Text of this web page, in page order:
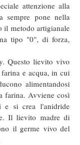
attenzione alla
sempre pone nella
il metodo artigianale
tipo "0", di forza,
Questo lievito vivo
e acqua, in cui
alimentandosi
farina. Avviene così
e si crea l'anidride
Il lievito madre di
il germe vivo del